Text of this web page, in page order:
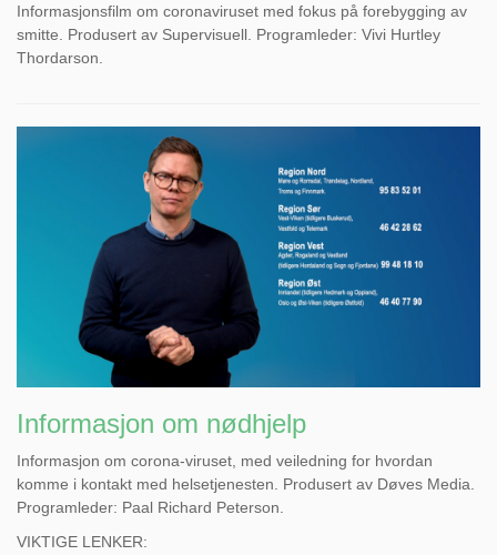
Informasjonsfilm om coronaviruset med fokus på forebygging av
smitte. Produsert av Supervisuell. Programleder: Vivi Hurtley
Thordarson.
Informasjon om nødhjelp
Informasjon om corona-viruset, med veiledning for hvordan
komme i kontakt med helsetjenesten. Produsert av Døves Media.
Programleder: Paal Richard Peterson.
VIKTIGE LENKER: